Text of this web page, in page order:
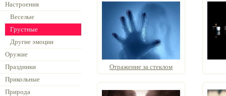
Настроения
Веселые
Грустные
Другие эмоции
Оружие
Праздники
Прикольные
Природа
Отражение за стеклом